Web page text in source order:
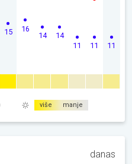
15 16
14 14
11 11 11
više manje
danas